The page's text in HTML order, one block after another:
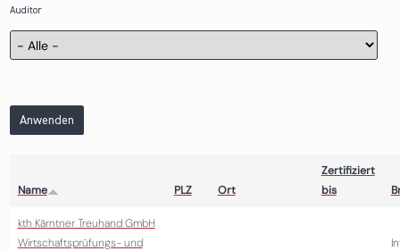
Auditor
Anwenden
Name PLZ Ort
Zertifiziert
bis
kth Kärntner Treuhand GmbH
Wirtschaftsprüfungs- und